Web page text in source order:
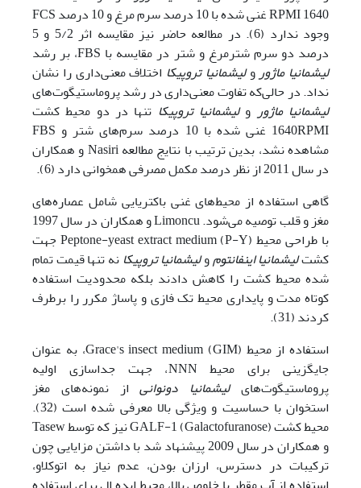
1640 RPMI غنی شده با 10 درصد سرم مرغ و 10 درصد FCS
وجود ندارد (6). در مطالعه حاضر نیز مقایسه اثر 5/2 و 5
درصد دو سرم شترمرغ و شتر در مقایسه با FBS، بر رشد
لیشمانیا ماژورولیشمانیا تروپیکا اختلاف معنی‌داری را نشان
نداد. در حالی‌که تفاوت معنی‌داری در رشد پروماستیگوت‌‌های
لیشمانیا ماژورولیشمانیا تروپیکا تنها در دو محیط کشت
1640RPMI غنی شده با 10 درصد سرم‌‌های شتر و FBS
مشاهده نشد، بدین ترتیب با نتایج مطالعه Nasiri و همکاران
در سال 2011 از نظر درصد مکمل مصرفی همخوانی دارد (6).
گاهی استفاده از محیط‌‌های غنی باکتریایی شامل عصاره‌‌های
مغز و قلب توصیه می‌شود. Limoncu و همکاران در سال 1997
با طراحی محیط Peptone-yeast extract medium (P-Y) جهت
کشتلیشمانیا اینفانتومولیشمانیا تروپیکا نه تنها قیمت تمام
شده محیط کشت را کاهش دادند بلکه محدودیت استفاده
کوتاه مدت و پایداری محیط تک فازی و پاساژ مکرر را برطرف
کردند (31).
استفاده از محیط Grace's insect medium (GIM)، به عنوان
جایگزینی برای محیط NNN، جهت جداسازی اولیه
پروماستیگوت‌‌هایلیشمانیا دونوانیاز نمونه‌‌های مغز
استخوان با حساسیت و ویژگی بالا معرفی شده است (32).
محیط کشت GALF-1 (Galactofuranose) نیز که توسط Tasew
و همکاران در سال 2009 پیشنهاد شد با داشتن مزایایی چون
ترکیبات در دسترس، ارزان بودن، عدم نیاز به اتوکلاو،